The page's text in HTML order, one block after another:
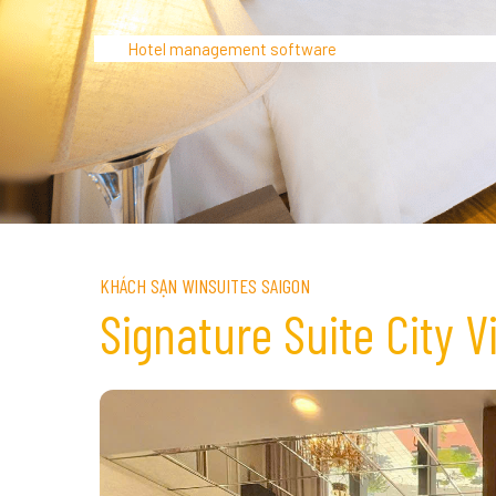
Hotel management software
KHÁCH SẠN WINSUITES SAIGON
Signature Suite City